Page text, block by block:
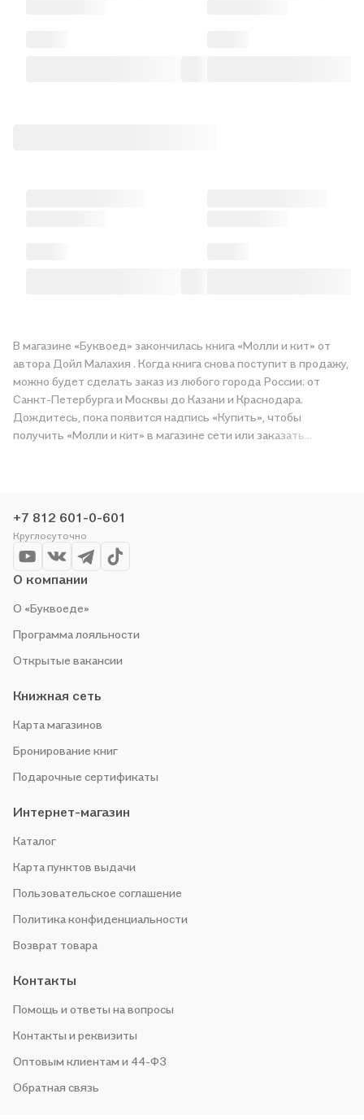
В магазине «Буквоед» закончилась книга «Молли и кит» от
автора Дойл Малахия . Когда книга снова поступит в продажу,
можно будет сделать заказ из любого города России: от
Санкт-Петербурга и Москвы до Казани и Краснодара.
Дождитесь, пока появится надпись «Купить», чтобы
получить «Молли и кит» в магазине сети или заказать
+7 812 601-0-601
Круглосуточно
О компании
О «Буквоеде»
Программа лояльности
Открытые вакансии
Книжная сеть
Карта магазинов
Бронирование книг
Подарочные сертификаты
Интернет-магазин
Каталог
Карта пунктов выдачи
Пользовательское соглашение
Политика конфиденциальности
Возврат товара
Контакты
Помощь и ответы на вопросы
Контакты и реквизиты
Оптовым клиентам и 44-ФЗ
Обратная связь